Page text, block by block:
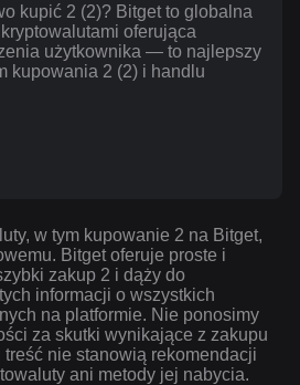
kupić 2 (2)? Bitget to globalna
oferująca
użytkownika — to najlepszy
kupowania 2 (2) i handlu
w tym kupowanie 2 na Bitget,
Bitget oferuje proste i
zakup 2 i dąży do
informacji o wszystkich
na platformie. Nie ponosimy
za skutki wynikające z zakupu
nie stanowią rekomendacji
ani metody jej nabycia.